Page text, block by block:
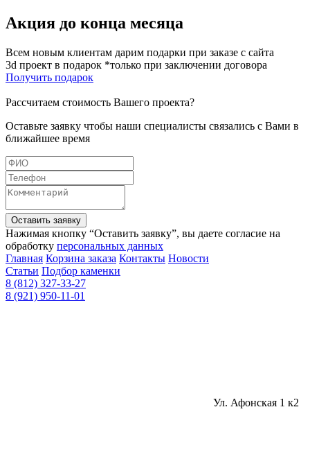
Акция до конца месяца
Всем новым клиентам дарим подарки при заказе с сайта
3d проект в подарок *только при заключении договора
Получить подарок
Рассчитаем стоимость Вашего проекта?
Оставьте заявку чтобы наши специалисты связались с Вами в
ближайшее время
Оставить заявку
Нажимая кнопку “Оставить заявку”, вы даете согласие на
обработку персональных данных
Главная Корзина заказа Контакты Новости
Статьи Подбор каменки
8 (812) 327-33-27
8 (921) 950-11-01
Ул. Афонская 1 к2